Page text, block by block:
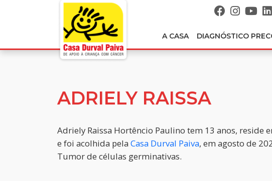
A CASA DIAGNÓSTICO
ADRIELY RAISSA
Adriely Raissa Hortêncio Paulino tem 13 anos, reside
e foi acolhida pela Casa Durval Paiva, em agosto de
Tumor de células germinativas.